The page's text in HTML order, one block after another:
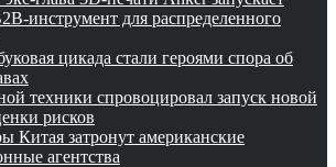
инструмент для распределенного
цикада стали героями спора об
техники спровоцировал запуск новой
рисков
Китая затронут американские
агентства